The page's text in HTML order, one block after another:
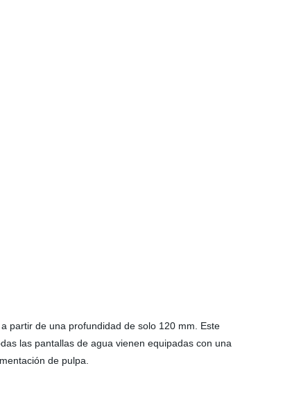
partir de una profundidad de solo 120 mm. Este
las pantallas de agua vienen equipadas con una
de pulpa.